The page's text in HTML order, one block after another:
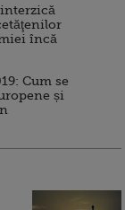
încă
Cum se
și